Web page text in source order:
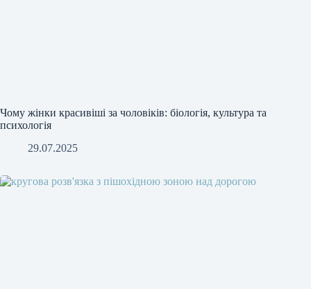
Чому жінки красивіші за чоловіків: біологія, культура та
психологія
29.07.2025